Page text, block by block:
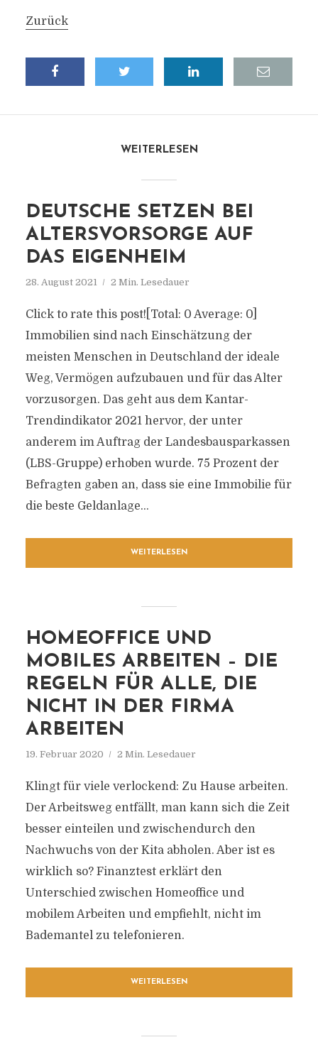
Zurück
WEITERLESEN
DEUTSCHE SETZEN BEI
ALTERSVORSORGE AUF
DAS EIGENHEIM
28. August 2021 2 Min. Lesedauer
Click to rate this post![Total: 0 Average: 0]
Immobilien sind nach Einschätzung der
meisten Menschen in Deutschland der ideale
Weg, Vermögen aufzubauen und für das Alter
vorzusorgen. Das geht aus dem Kantar-
Trendindikator 2021 hervor, der unter
anderem im Auftrag der Landesbausparkassen
(LBS-Gruppe) erhoben wurde. 75 Prozent der
Befragten gaben an, dass sie eine Immobilie für
die beste Geldanlage...
WEITERLESEN
HOMEOFFICE UND
MOBILES ARBEITEN – DIE
REGELN FÜR ALLE, DIE
NICHT IN DER FIRMA
ARBEITEN
19. Februar 2020 2 Min. Lesedauer
Klingt für viele verlockend: Zu Hause arbeiten.
Der Arbeitsweg entfällt, man kann sich die Zeit
besser einteilen und zwischendurch den
Nachwuchs von der Kita abholen. Aber ist es
wirklich so? Finanztest erklärt den
Unterschied zwischen Homeoffice und
mobilem Arbeiten und empfiehlt, nicht im
Bademantel zu telefonieren.
WEITERLESEN